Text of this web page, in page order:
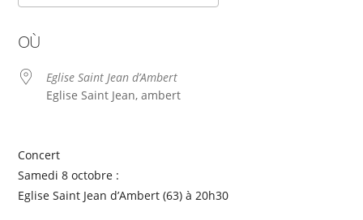
OÙ
Eglise Saint Jean d’Ambert
Eglise Saint Jean, ambert
Concert
Samedi 8 octobre :
Eglise Saint Jean d’Ambert (63) à 20h30